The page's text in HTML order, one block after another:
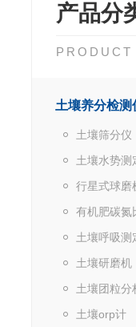
产品分
土壤养分检测
土壤筛分仪
土壤水势测
行星式球磨
有机肥碳氮
土壤呼吸测
土壤研磨机
土壤团粒分
土壤orp计